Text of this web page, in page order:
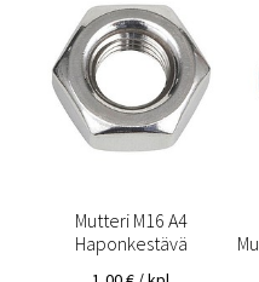
Mutteri M16 A4
Haponkestävä